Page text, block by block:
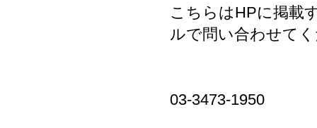
こちらはHPに掲載
ルで問い合わせて
03-3473-1950